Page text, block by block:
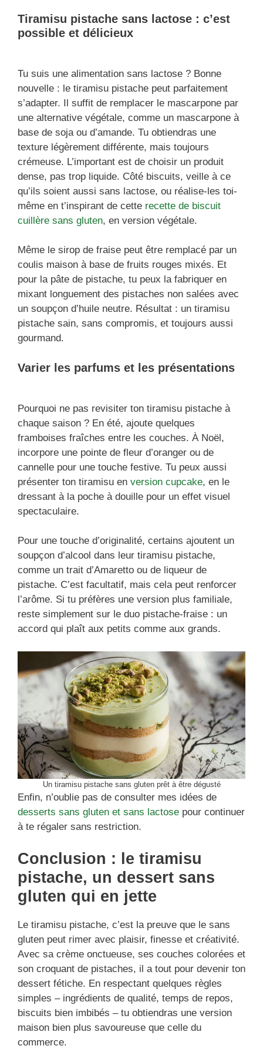
Tiramisu pistache sans lactose : c’est
possible et délicieux
Tu suis une alimentation sans lactose ? Bonne
nouvelle : le tiramisu pistache peut parfaitement
s’adapter. Il suffit de remplacer le mascarpone par
une alternative végétale, comme un mascarpone à
base de soja ou d’amande. Tu obtiendras une
texture légèrement différente, mais toujours
crémeuse. L’important est de choisir un produit
dense, pas trop liquide. Côté biscuits, veille à ce
qu’ils soient aussi sans lactose, ou réalise-les toi-
même en t’inspirant de cette recette de biscuit
cuillère sans gluten, en version végétale.
Même le sirop de fraise peut être remplacé par un
coulis maison à base de fruits rouges mixés. Et
pour la pâte de pistache, tu peux la fabriquer en
mixant longuement des pistaches non salées avec
un soupçon d’huile neutre. Résultat : un tiramisu
pistache sain, sans compromis, et toujours aussi
gourmand.
Varier les parfums et les présentations
Pourquoi ne pas revisiter ton tiramisu pistache à
chaque saison ? En été, ajoute quelques
framboises fraîches entre les couches. À Noël,
incorpore une pointe de fleur d’oranger ou de
cannelle pour une touche festive. Tu peux aussi
présenter ton tiramisu en version cupcake, en le
dressant à la poche à douille pour un effet visuel
spectaculaire.
Pour une touche d’originalité, certains ajoutent un
soupçon d’alcool dans leur tiramisu pistache,
comme un trait d’Amaretto ou de liqueur de
pistache. C’est facultatif, mais cela peut renforcer
l’arôme. Si tu préfères une version plus familiale,
reste simplement sur le duo pistache-fraise : un
accord qui plaît aux petits comme aux grands.
Un tiramisu pistache sans gluten prêt à être dégusté
Enfin, n’oublie pas de consulter mes idées de
desserts sans gluten et sans lactose pour continuer
à te régaler sans restriction.
Conclusion : le tiramisu
pistache, un dessert sans
gluten qui en jette
Le tiramisu pistache, c’est la preuve que le sans
gluten peut rimer avec plaisir, finesse et créativité.
Avec sa crème onctueuse, ses couches colorées et
son croquant de pistaches, il a tout pour devenir ton
dessert fétiche. En respectant quelques règles
simples – ingrédients de qualité, temps de repos,
biscuits bien imbibés – tu obtiendras une version
maison bien plus savoureuse que celle du
commerce.